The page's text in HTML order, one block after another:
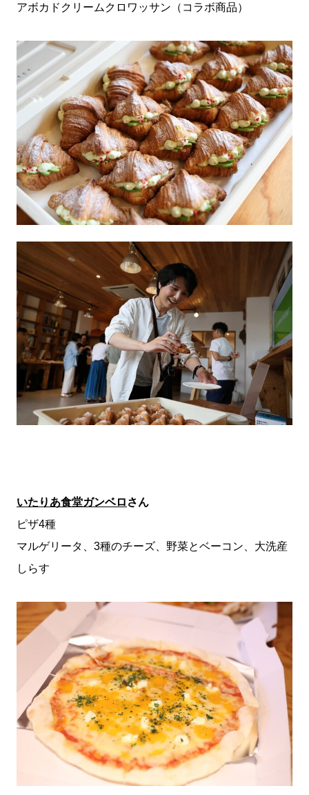
アボカドクリームクロワッサン（コラボ商品）
いたりあ食堂ガンベロ さん
ピザ4種
マルゲリータ、3種のチーズ、野菜とベーコン、大洗産
しらす